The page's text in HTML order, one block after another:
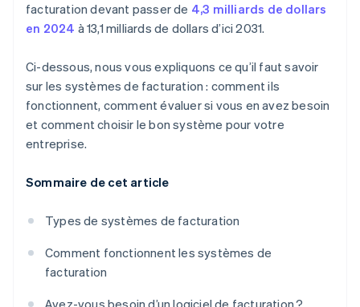
Avis et recommandations
facturation devant passer de 4,3 milliards de dollars
en 2024 à 13,1 milliards de dollars d’ici 2031.
Ci-dessous, nous vous expliquons ce qu’il faut savoir
sur les systèmes de facturation : comment ils
fonctionnent, comment évaluer si vous en avez besoin
et comment choisir le bon système pour votre
entreprise.
Sommaire de cet article
Types de systèmes de facturation
Comment fonctionnent les systèmes de
facturation